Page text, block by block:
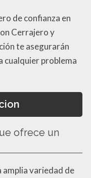
de confianza en
Cerrajero y
te asegurarán
cualquier problema
ofrece un
amplia variedad de